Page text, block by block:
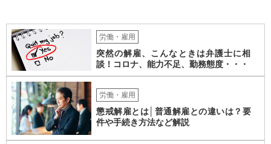
労働・雇用
突然の解雇、こんなときは弁護士に相
談！コロナ、能力不足、勤務態度・・・
労働・雇用
懲戒解雇とは│普通解雇との違いは？要
件や手続き方法など解説